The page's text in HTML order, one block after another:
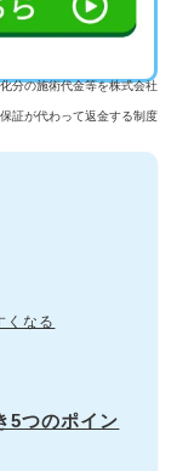
分の施術代金等を株式会社
証が代わって返金する制度
なる
5つのポイン